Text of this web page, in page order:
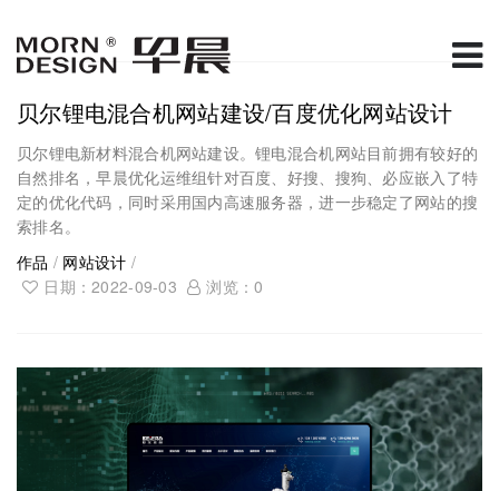
贝尔锂电混合机网站建设/百度优化网站设计
贝尔锂电新材料混合机网站建设。锂电混合机网站目前拥有较好的
自然排名，早晨优化运维组针对百度、好搜、搜狗、必应嵌入了特
定的优化代码，同时采用国内高速服务器，进一步稳定了网站的搜
索排名。
作品 / 网站设计 /
日期：2022-09-03
浏览：0